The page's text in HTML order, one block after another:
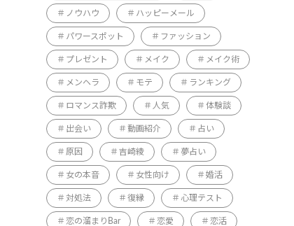
ノウハウ ハッピーメール
パワースポット ファッション
プレゼント メイク メイク術
メンヘラ モテ ランキング
ロマンス詐欺 人気 体験談
出会い 動画紹介 占い
原因 吉崎綾 夢占い
女の本音 女性向け 婚活
対処法 復縁 心理テスト
恋の溜まりBar 恋愛 恋活